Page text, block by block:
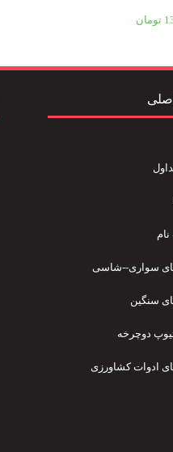
تومان
سواری--شاسی
سنگین
تیوپ دوچرخه
ادوات کشاورزی